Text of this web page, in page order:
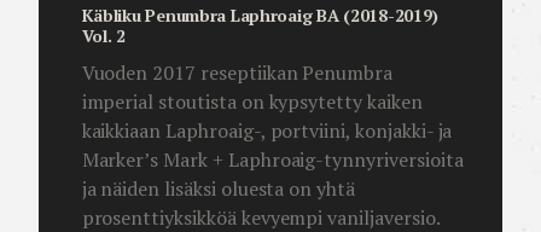
Käbliku Penumbra Laphroaig BA (2018-2019)
Vol. 2
Vuoden 2017 reseptiikan Penumbra
imperial stoutista on kypsytetty kaiken
kaikkiaan Laphroaig-, portviini, konjakki- ja
Marker’s Mark + Laphroaig-tynnyriversioita
ja näiden lisäksi oluesta on yhtä
prosenttiyksikköä kevyempi vaniljaversio.